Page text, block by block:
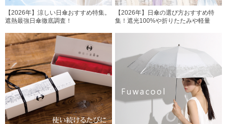
【2026年】涼しい日傘おすすめ特集。
遮熱最強日傘徹底調査！
【2026年】日傘の選び方おすすめ特
集！遮光100%や折りたたみや軽量